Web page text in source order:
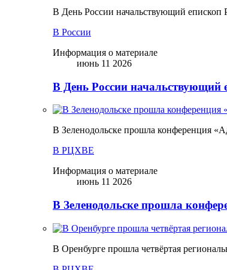
В День России начальствующий
В России
Информация о материале
июнь 11 2026
В День России начальствующий
В Зеленодольске прошла конференция
В РЦХВЕ
Информация о материале
июнь 11 2026
В Зеленодольске прошла
В Оренбурге прошла четвёртая